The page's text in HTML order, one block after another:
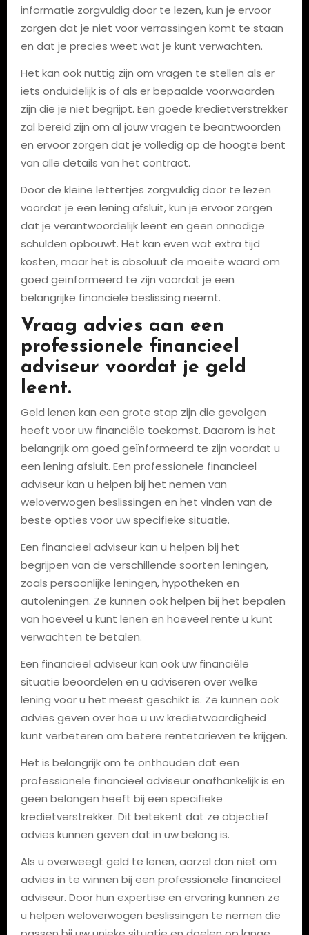
informatie zorgvuldig door te lezen, kun je ervoor
zorgen dat je niet voor verrassingen komt te staan
en dat je precies weet wat je kunt verwachten.
Het kan ook nuttig zijn om vragen te stellen als er
iets onduidelijk is of als er bepaalde voorwaarden
zijn die je niet begrijpt. Een goede kredietverstrekker
zal bereid zijn om al jouw vragen te beantwoorden
en ervoor zorgen dat je volledig op de hoogte bent
van alle details van het contract.
Door de kleine lettertjes zorgvuldig door te lezen
voordat je een lening afsluit, kun je ervoor zorgen
dat je verantwoordelijk leent en geen onnodige
schulden opbouwt. Het kan even wat extra tijd
kosten, maar het is absoluut de moeite waard om
goed geïnformeerd te zijn voordat je een
belangrijke financiële beslissing neemt.
Vraag advies aan een
professionele financieel
adviseur voordat je geld
leent.
Geld lenen kan een grote stap zijn die gevolgen
heeft voor uw financiële toekomst. Daarom is het
belangrijk om goed geïnformeerd te zijn voordat u
een lening afsluit. Een professionele financieel
adviseur kan u helpen bij het nemen van
weloverwogen beslissingen en het vinden van de
beste opties voor uw specifieke situatie.
Een financieel adviseur kan u helpen bij het
begrijpen van de verschillende soorten leningen,
zoals persoonlijke leningen, hypotheken en
autoleningen. Ze kunnen ook helpen bij het bepalen
van hoeveel u kunt lenen en hoeveel rente u kunt
verwachten te betalen.
Een financieel adviseur kan ook uw financiële
situatie beoordelen en u adviseren over welke
lening voor u het meest geschikt is. Ze kunnen ook
advies geven over hoe u uw kredietwaardigheid
kunt verbeteren om betere rentetarieven te krijgen.
Het is belangrijk om te onthouden dat een
professionele financieel adviseur onafhankelijk is en
geen belangen heeft bij een specifieke
kredietverstrekker. Dit betekent dat ze objectief
advies kunnen geven dat in uw belang is.
Als u overweegt geld te lenen, aarzel dan niet om
advies in te winnen bij een professionele financieel
adviseur. Door hun expertise en ervaring kunnen ze
u helpen weloverwogen beslissingen te nemen die